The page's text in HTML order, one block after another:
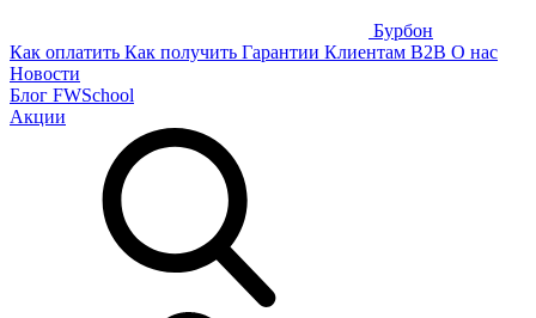
Бурбон
Как оплатить Как получить Гарантии Клиентам B2B О нас
Новости
Блог FWSchool
Акции